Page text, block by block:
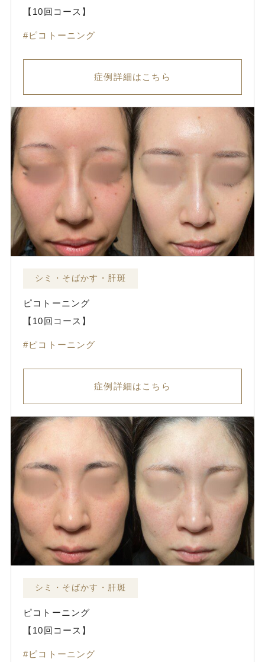
【10回コース】
ピコトーニング
症例詳細はこちら
シミ・そばかす・肝斑
ピコトーニング
【10回コース】
ピコトーニング
症例詳細はこちら
シミ・そばかす・肝斑
ピコトーニング
【10回コース】
ピコトーニング